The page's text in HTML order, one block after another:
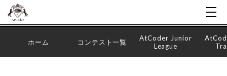
ホーム コンテスト一覧
AtCoder Junior
League